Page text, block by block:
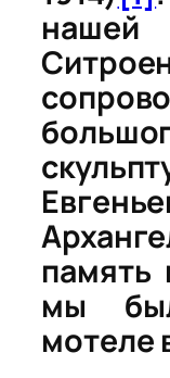
память
мы
мотеле